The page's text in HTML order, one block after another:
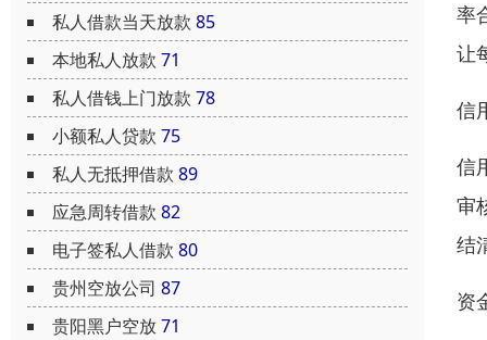
私人借款当天放款 85
本地私人放款 71
私人借钱上门放款 78
小额私人贷款 75
私人无抵押借款 89
应急周转借款 82
电子签私人借款 80
贵州空放公司 87
贵阳黑户空放71
率
让
信
信
审
结
资